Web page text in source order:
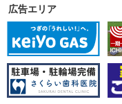
広告エリア